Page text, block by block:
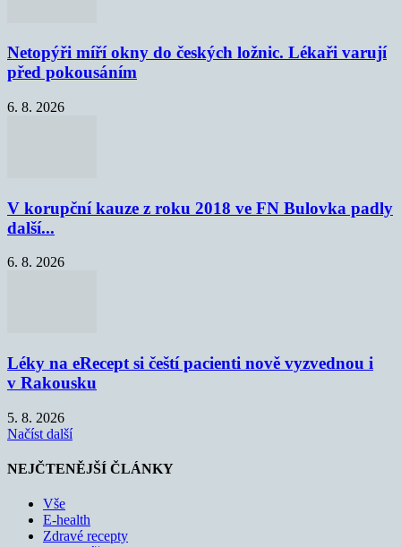
Netopýři míří okny do českých ložnic. Lékaři varují
před pokousáním
6. 8. 2026
V korupční kauze z roku 2018 ve FN Bulovka padly
další...
6. 8. 2026
Léky na eRecept si čeští pacienti nově vyzvednou i
v Rakousku
5. 8. 2026
Načíst další
NEJČTENĚJŠÍ ČLÁNKY
Vše
E-health
Zdravé recepty